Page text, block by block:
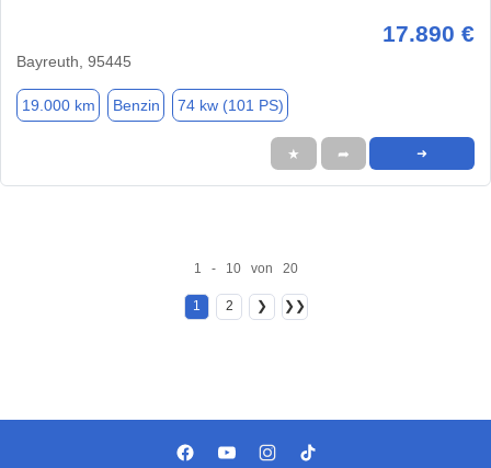
17.890 €
Bayreuth, 95445
19.000 km Benzin 74 kw (101 PS)
★ ➦ ➜
1 - 10 von 20
1 2 ❯ ❯❯